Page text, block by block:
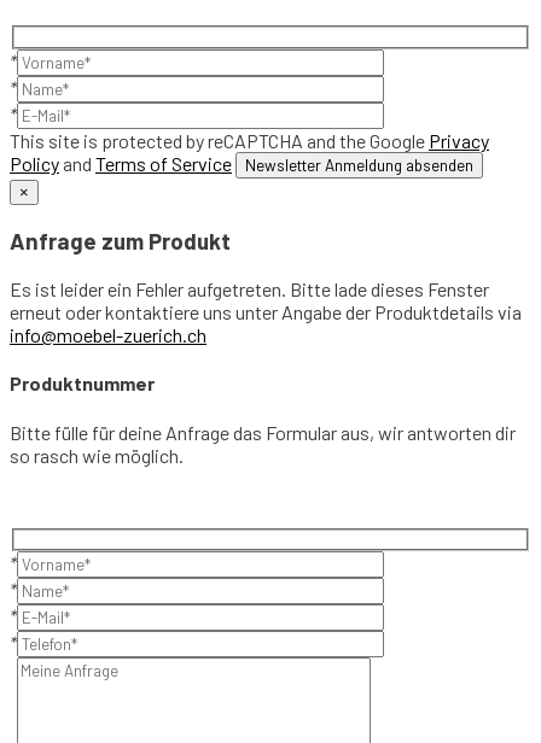
*
*
*
This site is protected by reCAPTCHA and the Google Privacy
Policy and Terms of Service
×
Anfrage zum Produkt
Es ist leider ein Fehler aufgetreten. Bitte lade dieses Fenster
erneut oder kontaktiere uns unter Angabe der Produktdetails via
info@moebel-zuerich.ch
Produktnummer
Bitte fülle für deine Anfrage das Formular aus, wir antworten dir
so rasch wie möglich.
*
*
*
*